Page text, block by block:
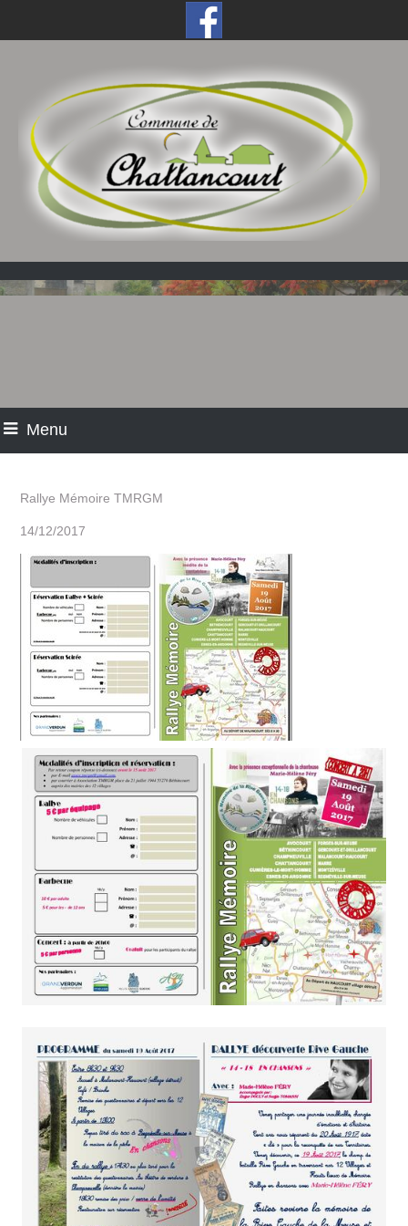
Menu
Rallye Mémoire TMRGM
14/12/2017